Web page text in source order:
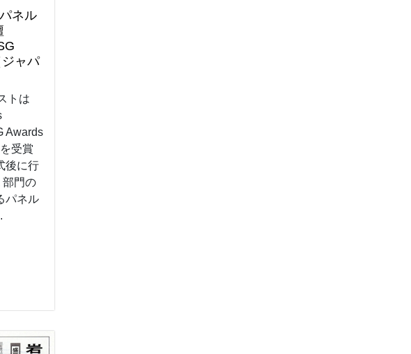
ネル
ャパ
トは
Awards
受賞
後に行
部門の
パネル